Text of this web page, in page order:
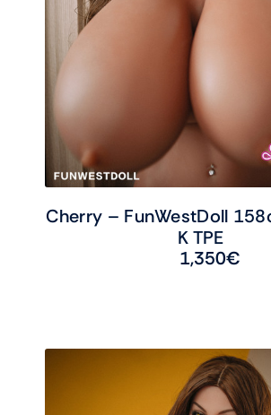
Cherry – FunWestDoll
K TPE
1,350€